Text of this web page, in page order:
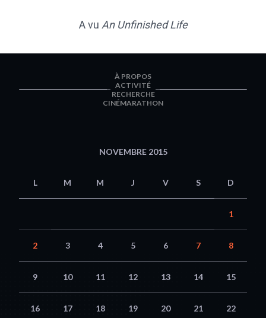
A vu An Unfinished Life
À PROPOS
ACTIVITÉ
RECHERCHE
CINÉMARATHON
NOVEMBRE 2015
L M M J V S D
1
2 3 4 5 6 7 8
9 10 11 12 13 14 15
16 17 18 19 20 21 22